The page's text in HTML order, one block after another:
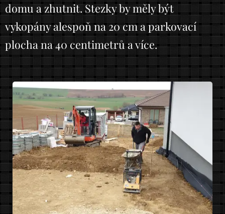
domu a zhutnit. Stezky by měly být
vykopány alespoň na 20 cm a parkovací
plocha na 40 centimetrů a více.